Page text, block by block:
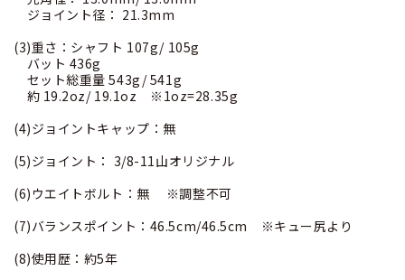
ジョイント径： 21.3mm
(3)重さ：シャフト 107g/ 105g
バット 436g
セット総重量 543g/ 541g
約 19.2oz/ 19.1oz ※1oz=28.35g
(4)ジョイントキャップ：無
(5)ジョイント： 3/8-11山オリジナル
(6)ウエイトボルト：無 ※調整不可
(7)バランスポイント：46.5cm/46.5cm ※キュー尻より
(8)使用歴：約5年